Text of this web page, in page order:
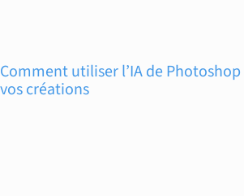
Comment utiliser l’IA de
vos créations